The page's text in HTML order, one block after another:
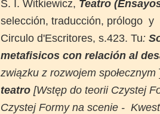
S. I. Witkiewicz, Teatro
selección, traducción, prólogo
Circulo d'Escritores, s.423. Tu:
metafisicos con relación al
związku z rozwojem społecznym
teatro [Wstęp do teorii Czystej
Czystej Formy na scenie -